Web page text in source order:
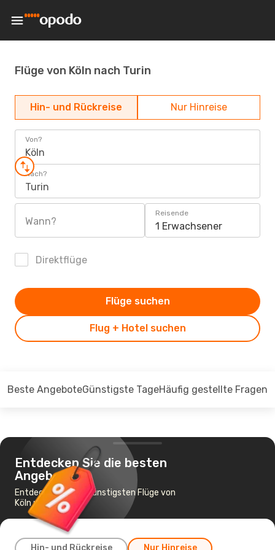
Flüge von Köln nach Turin
Hin- und Rückreise Nur Hinreise
Von?
Köln
Nach?
Turin
Wann?
Reisende
1 Erwachsener
Direktflüge
Flug + Hotel suchen
Flüge suchen
Beste AngeboteGünstigste TageHäufig gestellte Fragen
Entdecken Sie die besten
Angebote
Entdecken Sie die günstigsten Flüge von
Köln nach Turin
Hin- und Rückreise Nur Hinreise